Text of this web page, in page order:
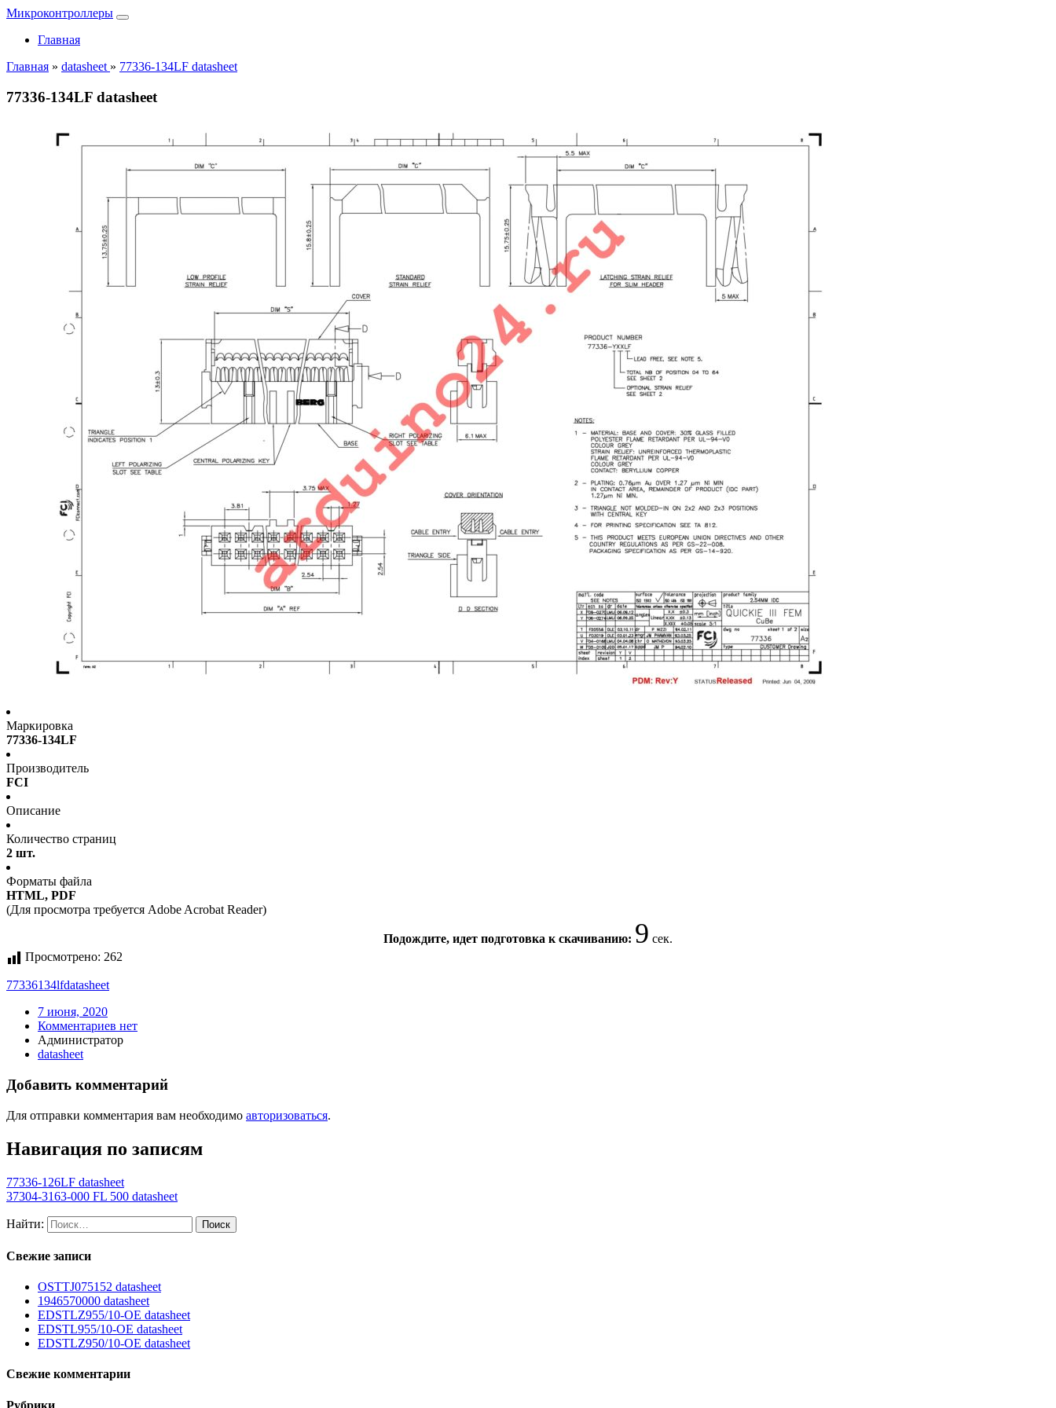
Микроконтроллеры
Главная
Главная » datasheet » 77336-134LF datasheet
77336-134LF datasheet
Маркировка
77336-134LF
Производитель
FCI
Описание
Количество страниц
2 шт.
Форматы файла
HTML, PDF
(Для просмотра требуется Adobe Acrobat Reader)
Подождите, идет подготовка к скачиванию: 8 сек.
Просмотрено: 262
77336134lfdatasheet
7 июня, 2020
Комментариев нет
Администратор
datasheet
Добавить комментарий
Для отправки комментария вам необходимо авторизоваться.
Навигация по записям
77336-126LF datasheet
37304-3163-000 FL 500 datasheet
Найти:
Свежие записи
OSTTJ075152 datasheet
1946570000 datasheet
EDSTLZ955/10-OE datasheet
EDSTL955/10-OE datasheet
EDSTLZ950/10-OE datasheet
Свежие комментарии
Рубрики